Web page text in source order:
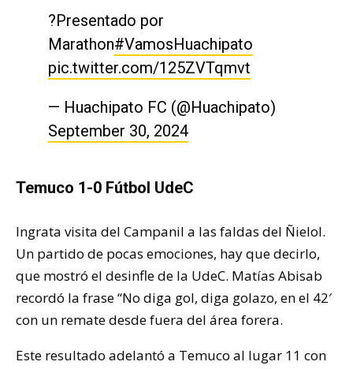
?Presentado por
Marathon#VamosHuachipato
pic.twitter.com/125ZVTqmvt
— Huachipato FC (@Huachipato)
September 30, 2024
Temuco 1-0 Fútbol UdeC
Ingrata visita del Campanil a las faldas del Ñielol.
Un partido de pocas emociones, hay que decirlo,
que mostró el desinfle de la UdeC. Matías Abisab
recordó la frase “No diga gol, diga golazo, en el 42′
con un remate desde fuera del área forera.
Este resultado adelantó a Temuco al lugar 11 con